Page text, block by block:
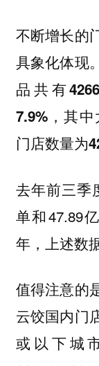
不断增长的
具象化体现。
品共有
7.9%，其
门店数量为
去年前三季
单和47.89
年，上述数
值得注意的
云饺国内门
或以下城